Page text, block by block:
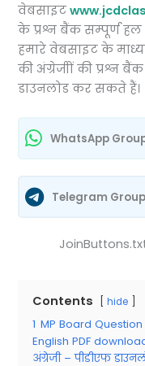
वेबसाइट
के प्रश्न बैंक सम्पूर्ण
हमारे वेबसाइट के
की अंग्रेजीों की प्रश्न
डाउनलोड कर सकते हैं।
WhatsApp
Telegram Group
Contents hide
1 MP Board
English PDF
अंग्रेजी – पीडीएफ